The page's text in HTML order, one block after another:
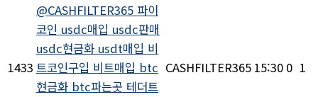
1433
@CASHFILTER365 파이
코인 usdc매입 usdc판매
usdc현금화 usdt매입 비
트코인구입 비트매입 btc
현금화 btc파는곳 테더트
CASHFILTER365 15:30 0 1